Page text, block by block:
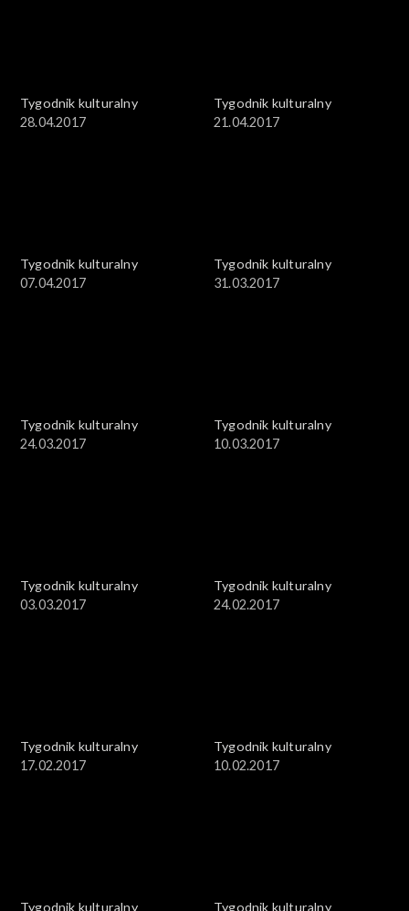
Tygodnik kulturalny
28.04.2017
Tygodnik kulturalny
21.04.2017
Tygodnik kulturalny
07.04.2017
Tygodnik kulturalny
31.03.2017
Tygodnik kulturalny
24.03.2017
Tygodnik kulturalny
10.03.2017
Tygodnik kulturalny
03.03.2017
Tygodnik kulturalny
24.02.2017
Tygodnik kulturalny
17.02.2017
Tygodnik kulturalny
10.02.2017
Tygodnik kulturalny
Tygodnik kulturalny